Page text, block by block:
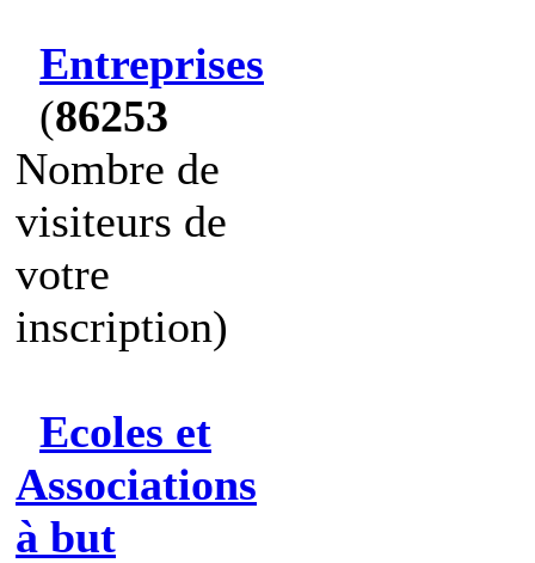
Entreprises
(86253
Nombre de
visiteurs de
votre
inscription)
Ecoles et
Associations
à but